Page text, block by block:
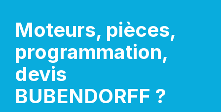
Moteurs, pièces,
programmation,
devis
BUBENDORFF ?